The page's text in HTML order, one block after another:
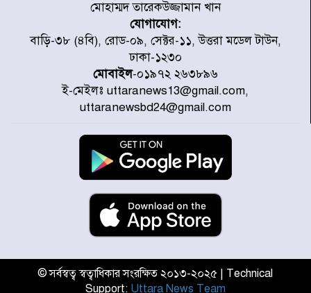
বগুড়া ও সিলেটে সড়ক দুর্ঘটনায় নিহত
১৫
জুলাইয়ে দেশজুড়ে ৪৫৮টি সড়ক
দুর্ঘটনায় ৪১৬ জন নিহত হয়েছেন
হারিয়ে যাওয়া শিশুকে পরিবারের কাছে
ফিরিয়ে প্রশংসায় ভাসছেন খিলক্ষেত
আজ থেকে উন্মুক্ত ‘জুলাই গণঅভ্যুত্থান
স্মৃতি জাদুঘর
রাজধানীর উত্তরা আঞ্চলিক পাসপোর্ট
মোহাম্মদ তারেকউজ্জামান খান
যোগাযোগ:
বাড়ি-৩৮ (৪বি), রোড-০৯, সেক্টর-১১, উত্তরা মডেল টাউন,
ঢাকা-১২৩০
মোবাইল-০১৯৭২ ২৬৩৮৯৬
ই-মেইলঃ uttaranews13@gmail.com,
uttaranewsbd24@gmail.com
© সর্বস্বত্ব স্বত্বাধিকার সংরক্ষিত ২০১৩-২০২৫ | Technical
Support: Uttara News Team